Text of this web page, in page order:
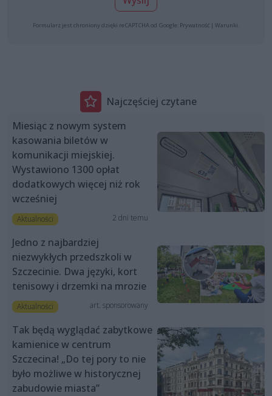
Formularz jest chroniony dzięki reCAPTCHA od Google: Prywatność | Warunki
Najczęściej czytane
Miesiąc z nowym system
kasowania biletów w
komunikacji miejskiej.
Wystawiono 1300 opłat
dodatkowych więcej niż rok
wcześniej
Aktualności 2 dni temu
Jedno z najbardziej
niezwykłych przedszkoli w
Szczecinie. Dwa języki, kort
tenisowy i drzemki na mrozie
Aktualności art. sponsorowany
Tak będą wyglądać zabytkowe
kamienice w centrum
Szczecina! „Do tej pory to nie
było możliwe w historycznej
zabudowie miasta”